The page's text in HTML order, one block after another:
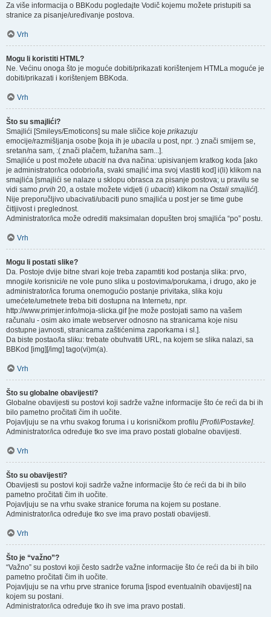
Za više informacija o BBKodu pogledajte Vodič kojemu možete pristupiti sa
stranice za pisanje/uređivanje postova.
Vrh
Mogu li koristiti HTML?
Ne. Većinu onoga što je moguće dobiti/prikazati korištenjem HTMLa moguće je
dobiti/prikazati i korištenjem BBKoda.
Vrh
Što su smajlići?
Smajlići [Smileys/Emoticons] su male sličice koje prikazuju
emocije/razmišljanja osobe [koja ih je ubacila u post, npr. :) znači smijem se,
sretan/na sam, :( znači plačem, tužan/na sam...].
Smajliće u post možete ubaciti na dva načina: upisivanjem kratkog koda [ako
je administrator/ica odobrio/la, svaki smajlić ima svoj vlastiti kod] i(li) klikom na
smajlića [smajlići se nalaze u sklopu obrasca za pisanje postova; u pravilu se
vidi samo prvih 20, a ostale možete vidjeti (i ubaciti) klikom na Ostali smajlići].
Nije preporučljivo ubacivati/ubaciti puno smajlića u post jer se time gube
čitljivost i preglednost.
Administrator/ica može odrediti maksimalan dopušten broj smajlića “po” postu.
Vrh
Mogu li postati slike?
Da. Postoje dvije bitne stvari koje treba zapamtiti kod postanja slika: prvo,
mnogi/e korisnici/e ne vole puno slika u postovima/porukama, i drugo, ako je
administrator/ica foruma onemogućio postanje privitaka, slika koju
umećete/umetnete treba biti dostupna na Internetu, npr.
http://www.primjer.info/moja-slicka.gif [ne može postojati samo na vašem
računalu - osim ako imate webserver odnosno na stranicama koje nisu
dostupne javnosti, stranicama zaštićenima zaporkama i sl.].
Da biste postao/la sliku: trebate obuhvatiti URL, na kojem se slika nalazi, sa
BBKod [img][/img] tago(vi)m(a).
Vrh
Što su globalne obavijesti?
Globalne obavijesti su postovi koji sadrže važne informacije što će reći da bi ih
bilo pametno pročitati čim ih uočite.
Pojavljuju se na vrhu svakog foruma i u korisničkom profilu [Profil/Postavke].
Administrator/ica određuje tko sve ima pravo postati globalne obavijesti.
Vrh
Što su obavijesti?
Obavijesti su postovi koji sadrže važne informacije što će reći da bi ih bilo
pametno pročitati čim ih uočite.
Pojavljuju se na vrhu svake stranice foruma na kojem su postane.
Administrator/ica određuje tko sve ima pravo postati obavijesti.
Vrh
Što je “važno”?
“Važno” su postovi koji često sadrže važne informacije što će reći da bi ih bilo
pametno pročitati čim ih uočite.
Pojavljuju se na vrhu prve stranice foruma [ispod eventualnih obavijesti] na
kojem su postani.
Administrator/ica određuje tko ih sve ima pravo postati.